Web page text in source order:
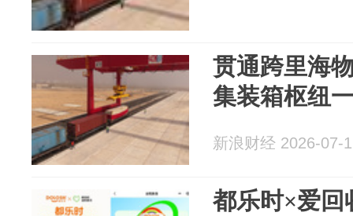
贯通跨里海
集装箱枢纽
新浪财经 2026-07-
都乐时×爱回